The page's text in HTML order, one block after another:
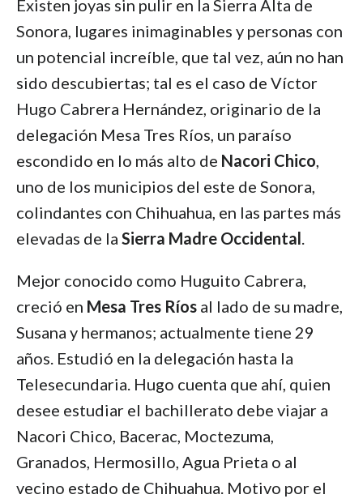
Existen joyas sin pulir en la Sierra Alta de
Sonora, lugares inimaginables y personas con
un potencial increíble, que tal vez, aún no han
sido descubiertas; tal es el caso de Víctor
Hugo Cabrera Hernández, originario de la
delegación Mesa Tres Ríos, un paraíso
escondido en lo más alto de Nacori Chico
uno de los municipios del este de Sonora,
colindantes con Chihuahua, en las partes más
elevadas de la Sierra Madre Occidental
Mejor conocido como Huguito Cabrera,
creció en Mesa Tres Ríos al lado de su madre,
Susana y hermanos; actualmente tiene 29
años. Estudió en la delegación hasta la
Telesecundaria. Hugo cuenta que ahí, quien
desee estudiar el bachillerato debe viajar a
Nacori Chico, Bacerac, Moctezuma,
Granados, Hermosillo, Agua Prieta o al
vecino estado de Chihuahua. Motivo por el